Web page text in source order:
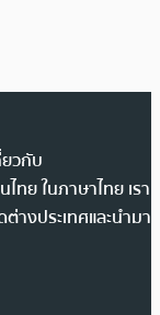
วกับ
ทย ในภาษาไทย เรา
างประเทศและนำมา